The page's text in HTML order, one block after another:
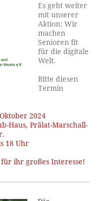
Es geht weiter
mit unserer
Aktion: Wir
machen
Senioren fit
für die digitale
Welt.
Bitte diesen
Termin
2024
Haus, Prälat-Marschall-
18 Uhr
ihr großes Interesse!